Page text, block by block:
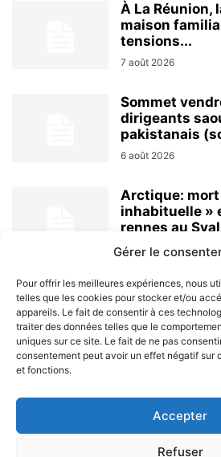
Gérer le
Pour offrir les meilleures expériences, nous
telles que les cookies pour stocker et/ou
appareils. Le fait de consentir à ces
traiter des données telles que le
uniques sur ce site. Le fait de ne pas
consentement peut avoir un effet négatif sur
et fonctions.
Accepter
Refuser
À La Réunion,
maison
tensions...
7 août 2026
Sommet
dirigeants
pakistanais
6 août 2026
Arctique:
inhabituelle »
rennes au
6 août 2026
À PROPOS
SUIVEZ